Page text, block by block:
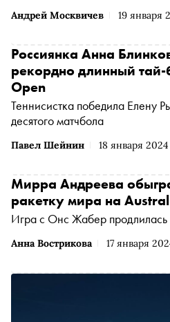
Андрей Москвичев 19 января
Павел Шейнин 18 января 2024
Россиянка Анна
рекордно длинный
Open
Теннисистка победила Елену
десятого матчбола
Анна Вострикова 17 января
Мирра Андреева
ракетку мира на
Игра с Онс Жабер